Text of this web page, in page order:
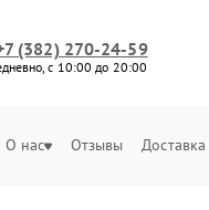
(382) 270-24-59
с 10:00 до 20:00
О нас Отзывы Доставка